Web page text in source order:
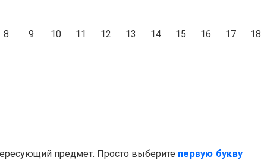
8 9 10 11 12 13 14 15 16 17 18
предмет. Просто выберите первую букву